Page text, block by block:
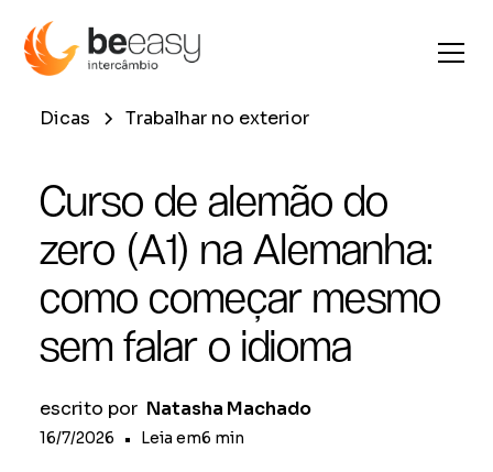
Dicas Trabalhar no exterior
Curso de alemão do
zero (A1) na Alemanha:
como começar mesmo
sem falar o idioma
escrito por Natasha Machado
16/7/2026 • Leia em6 min